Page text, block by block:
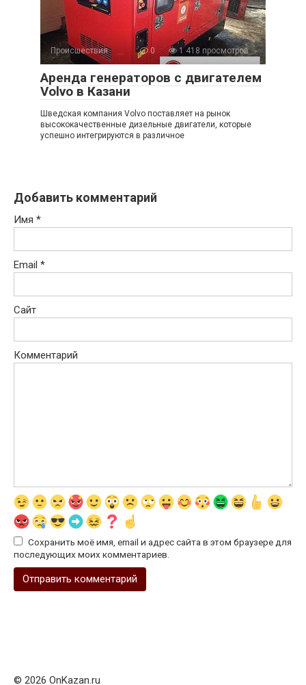
Происшествия 0 1 418 просмотров
Аренда генераторов с двигателем
Volvo в Казани
Шведская компания Volvo поставляет на рынок
высококачественные дизельные двигатели, которые
успешно интегрируются в различное
Добавить комментарий
Имя *
Email *
Сайт
Комментарий
Сохранить моё имя, email и адрес сайта в этом браузере для
последующих моих комментариев.
© 2026 OnKazan.ru